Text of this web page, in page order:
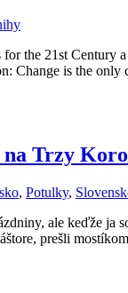
the 21st Century
Change is the
Trzy
, Potulky,
ale keďže ja
prešli